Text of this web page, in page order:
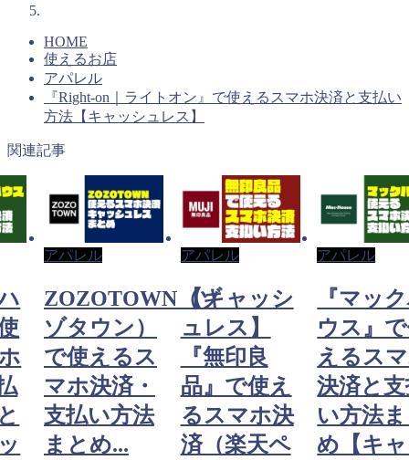
HOME
使えるお店
アパレル
『Right-on｜ライトオン』で使えるスマホ決済と支払い
方法【キャッシュレス】
関連記事
アパレル
ZOZOTOWN（ゾ
ゾタウン）
で使えるス
マホ決済・
支払い方法
まとめ...
アパレル
【キャッシ
ュレス】
『無印良
品』で使え
るスマホ決
済（楽天ペ
アパレル
『マッ
ウス』
えるス
決済と
い方法
め【キ